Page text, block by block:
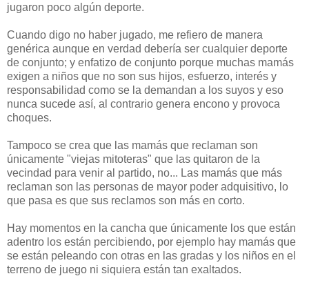
jugaron poco algún deporte.
Cuando digo no haber jugado, me refiero de manera
genérica aunque en verdad debería ser cualquier deporte
de conjunto; y enfatizo de conjunto porque muchas mamás
exigen a niños que no son sus hijos, esfuerzo, interés y
responsabilidad como se la demandan a los suyos y eso
nunca sucede así, al contrario genera encono y provoca
choques.
Tampoco se crea que las mamás que reclaman son
únicamente "viejas mitoteras" que las quitaron de la
vecindad para venir al partido, no... Las mamás que más
reclaman son las personas de mayor poder adquisitivo, lo
que pasa es que sus reclamos son más en corto.
Hay momentos en la cancha que únicamente los que están
adentro los están percibiendo, por ejemplo hay mamás que
se están peleando con otras en las gradas y los niños en el
terreno de juego ni siquiera están tan exaltados.